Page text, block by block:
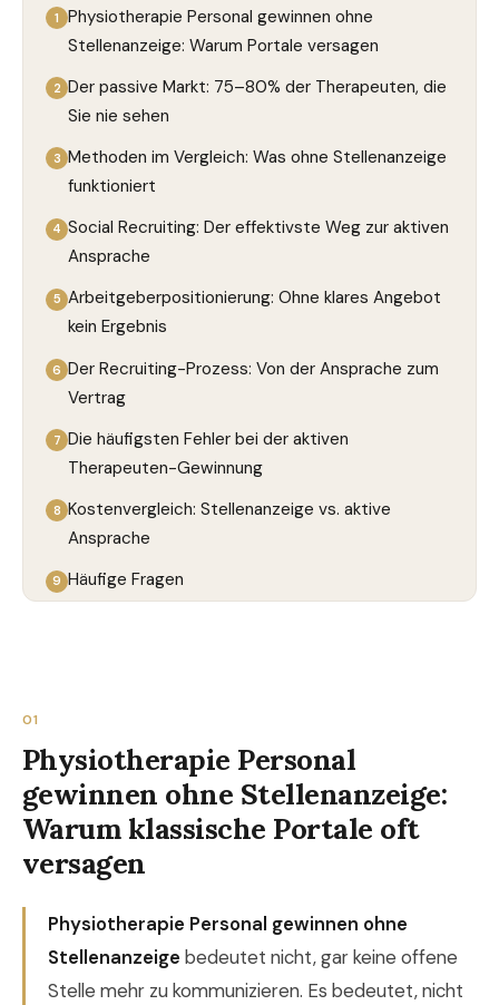
Physiotherapie Personal gewinnen ohne
Stellenanzeige: Warum Portale versagen
Der passive Markt: 75–80% der Therapeuten, die
Sie nie sehen
Methoden im Vergleich: Was ohne Stellenanzeige
funktioniert
Social Recruiting: Der effektivste Weg zur aktiven
Ansprache
Arbeitgeberpositionierung: Ohne klares Angebot
kein Ergebnis
Der Recruiting-Prozess: Von der Ansprache zum
Vertrag
Die häufigsten Fehler bei der aktiven
Therapeuten-Gewinnung
Kostenvergleich: Stellenanzeige vs. aktive
Ansprache
Häufige Fragen
01
Physiotherapie Personal
gewinnen ohne Stellenanzeige:
Warum klassische Portale oft
versagen
Physiotherapie Personal gewinnen ohne
Stellenanzeige bedeutet nicht, gar keine offene
Stelle mehr zu kommunizieren. Es bedeutet, nicht